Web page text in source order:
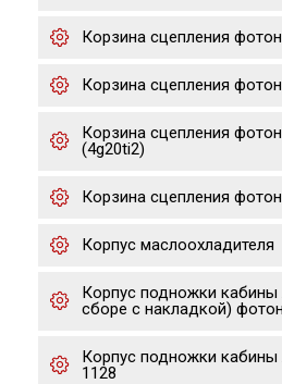
Корзина сцепления
Корзина сцепления
Корзина сцепления
(4g20ti2)
Корзина сцепления
Корпус маслоохладителя
Корпус подножки кабины
сборе с накладкой)
Корпус подножки
1128